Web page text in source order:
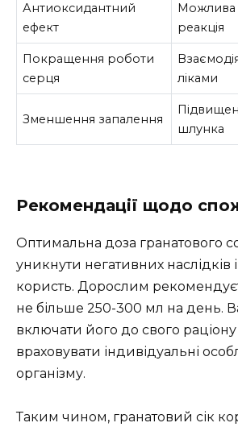
Антиоксидантний
ефект
Можлива
реакція
Покращення роботи
серця
ліками
Зменшення запалення
шлунка
Рекомендації щодо
Оптимальна доза гранатового
уникнути негативних наслідків
користь. Дорослим
не більше 250-300 мл на день.
включати його до свого раціону
враховувати індивідуальні
організму.
Таким чином, гранатовий сік